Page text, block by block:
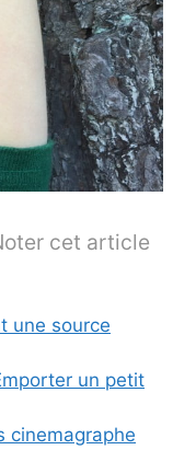
cet article
une source
un petit
cinemagraphe